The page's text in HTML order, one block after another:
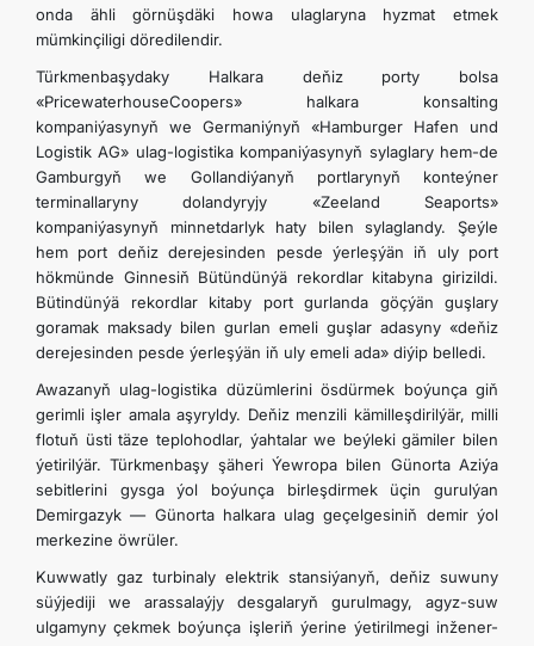
onda ähli görnüşdäki howa ulaglaryna hyzmat etmek
mümkinçiligi döredilendir.
Türkmenbaşydaky Halkara deňiz porty bolsa
«PricewaterhouseCoopers» halkara konsalting
kompaniýasynyň we Germaniýnyň «Hamburger Hafen und
Logistik AG» ulag-logistika kompaniýasynyň sylaglary hem-de
Gamburgyň we Gollandiýanyň portlarynyň konteýner
terminallaryny dolandyryjy «Zeeland Seaports»
kompaniýasynyň minnetdarlyk haty bilen sylaglandy. Şeýle
hem port deňiz derejesinden pesde ýerleşýän iň uly port
hökmünde Ginnesiň Bütündünýä rekordlar kitabyna girizildi.
Bütindünýä rekordlar kitaby port gurlanda göçýän guşlary
goramak maksady bilen gurlan emeli guşlar adasyny «deňiz
derejesinden pesde ýerleşýän iň uly emeli ada» diýip belledi.
Awazanyň ulag-logistika düzümlerini ösdürmek boýunça giň
gerimli işler amala aşyryldy. Deňiz menzili kämilleşdirilýär, milli
flotuň üsti täze teplohodlar, ýahtalar we beýleki gämiler bilen
ýetirilýär. Türkmenbaşy şäheri Ýewropa bilen Günorta Aziýa
sebitlerini gysga ýol boýunça birleşdirmek üçin gurulýan
Demirgazyk — Günorta halkara ulag geçelgesiniň demir ýol
merkezine öwrüler.
Kuwwatly gaz turbinaly elektrik stansiýanyň, deňiz suwuny
süýjediji we arassalaýjy desgalaryň gurulmagy, agyz-suw
ulgamyny çekmek boýunça işleriň ýerine ýetirilmegi inžener-